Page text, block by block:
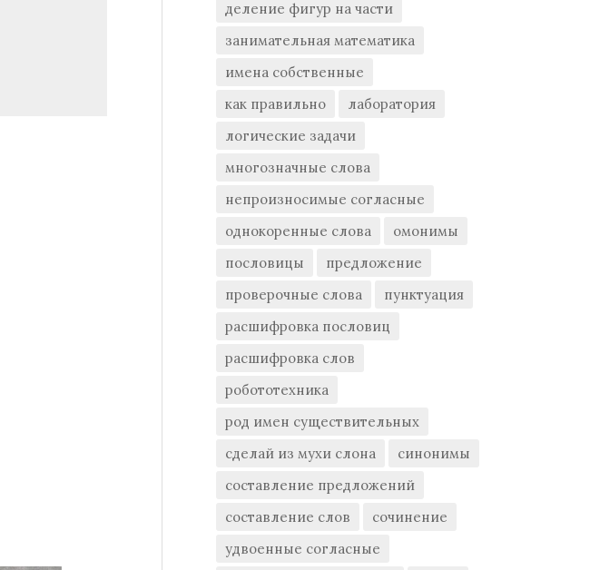
деление фигур на части
занимательная математика
имена собственные
как правильно
лаборатория
логические задачи
многозначные слова
непроизносимые согласные
однокоренные слова
омонимы
пословицы
предложение
проверочные слова
пунктуация
расшифровка пословиц
расшифровка слов
робототехника
род имен существительных
сделай из мухи слона
синонимы
составление предложений
составление слов
сочинение
удвоенные согласные